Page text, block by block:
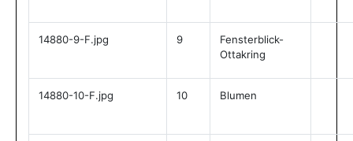
14880-9-F.jpg 9
Fensterblick-
Ottakring
14880-10-F.jpg 10 Blumen